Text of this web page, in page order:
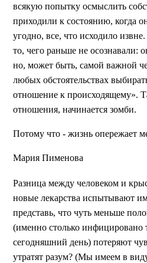
всякую попытку осмыслить
приходили к состоянию, когда
угодно, все, что исходило
то, чего раньше не осознавали:
но, может быть, самой важной
любых обстоятельствах
отношение к происходящему».
отношения, начинается зомби.
Потому что - жизнь опережает
Мария Пименова
Разница между человеком и
новые лекарства испытывают
представь, что чуть меньше
(именно столько инфицировано
сегодняшний день) потеряют
утратят разум? (Мы имеем в